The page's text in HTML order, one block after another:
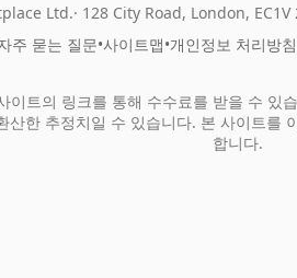
Ltd. 128 City Road, London, EC1V
주 묻는 질문•사이트맵•개인정보 처리방침
이트의 링크를 통해 수수료를 받을 수 있
산한 추정치일 수 있습니다. 본 사이트를
합니다.